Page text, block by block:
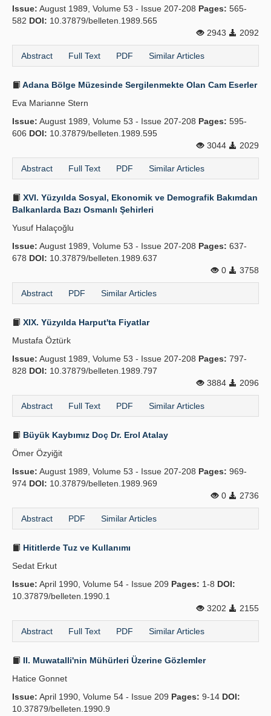
Issue: August 1989, Volume 53 - Issue 207-208 Pages: 565-
582 DOI: 10.37879/belleten.1989.565
2943
2092
Abstract Full Text PDF Similar Articles
Adana Bölge Müzesinde Sergilenmekte Olan Cam Eserler
Eva Marianne Stern
Issue: August 1989, Volume 53 - Issue 207-208 Pages: 595-
606 DOI: 10.37879/belleten.1989.595
3044
2029
Abstract Full Text PDF Similar Articles
XVI. Yüzyılda Sosyal, Ekonomik ve Demografik Bakımdan
Balkanlarda Bazı Osmanlı Şehirleri
Yusuf Halaçoğlu
Issue: August 1989, Volume 53 - Issue 207-208 Pages: 637-
678 DOI: 10.37879/belleten.1989.637
0
3758
Abstract PDF Similar Articles
XIX. Yüzyılda Harput'ta Fiyatlar
Mustafa Öztürk
Issue: August 1989, Volume 53 - Issue 207-208 Pages: 797-
828 DOI: 10.37879/belleten.1989.797
3884
2096
Abstract Full Text PDF Similar Articles
Büyük Kaybımız Doç Dr. Erol Atalay
Ömer Özyiğit
Issue: August 1989, Volume 53 - Issue 207-208 Pages: 969-
974 DOI: 10.37879/belleten.1989.969
0
2736
Abstract PDF Similar Articles
Hititlerde Tuz ve Kullanımı
Sedat Erkut
Issue: April 1990, Volume 54 - Issue 209 Pages: 1-8 DOI:
10.37879/belleten.1990.1
3202
2155
Abstract Full Text PDF Similar Articles
II. Muwatalli'nin Mühürleri Üzerine Gözlemler
Hatice Gonnet
Issue: April 1990, Volume 54 - Issue 209 Pages: 9-14 DOI:
10.37879/belleten.1990.9